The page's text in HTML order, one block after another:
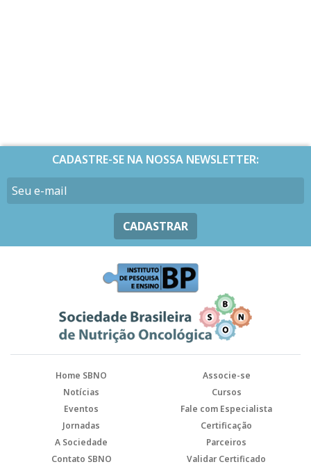
CADASTRE-SE NA NOSSA NEWSLETTER:
CADASTRAR
Home SBNO
Associe-se
Notícias
Cursos
Eventos
Fale com Especialista
Jornadas
Certificação
A Sociedade
Parceiros
Contato SBNO
Validar Certificado